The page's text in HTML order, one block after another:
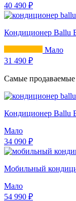
40 490 ₽
Кондиционер Ballu
Мало
31 490 ₽
Самые
Кондиционер Ballu
Мало
34 090 ₽
Мобильный
Мало
54 990 ₽